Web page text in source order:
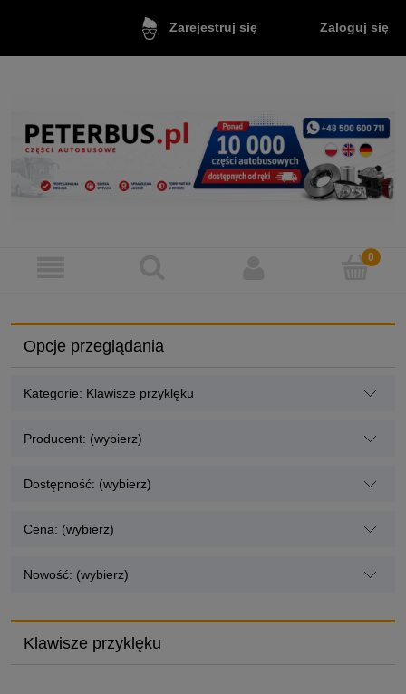
Zarejestruj się Zaloguj się
Opcje przeglądania
Kategorie: Klawisze przyklęku
Producent: (wybierz)
Dostępność: (wybierz)
Cena: (wybierz)
Nowość: (wybierz)
Klawisze przyklęku